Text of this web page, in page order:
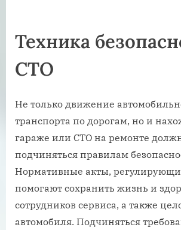
Техника
СТО
Не только движение
транспорта по дорогам, но и
гараже или СТО на ремонте
подчиняться правилам
Нормативные акты,
помогают сохранить жизнь и
сотрудников сервиса, а также
автомобиля. Подчиняться